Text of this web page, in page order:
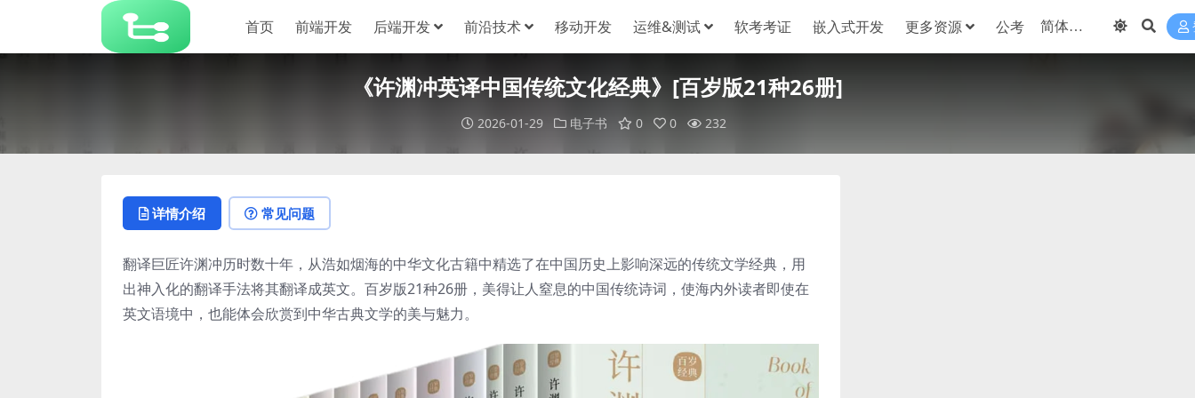
首页 前端开发 后端开发 前沿技术 移动开发 运维&测试 软考考证 嵌入式开发 更多资源 公考
《许渊冲英译中国传统文化经典》[百岁版21种26册]
2026-01-29 电子书 0 0 232
详情介绍 常见问题
翻译巨匠许渊冲历时数十年，从浩如烟海的中华文化古籍中精选了在中国历史上影响深远的传统文学经典，用
出神入化的翻译手法将其翻译成英文。百岁版21种26册，美得让人窒息的中国传统诗词，使海内外读者即使在
英文语境中，也能体会欣赏到中华古典文学的美与魅力。